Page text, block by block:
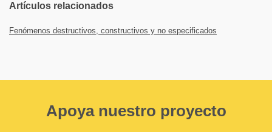
Artículos relacionados
Fenómenos destructivos, constructivos y no especificados
Apoya nuestro proyecto